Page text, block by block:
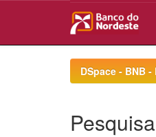
DSpace - BNB